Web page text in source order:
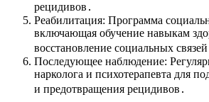
рецидивов․
Реабилитация: Программа
включающая обучение навыкам
восстановление социальных
Последующее наблюдение:
нарколога и психотерапевта для
и предотвращения рецидивов․